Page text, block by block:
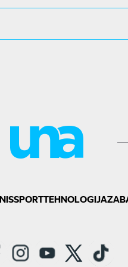
SPORTTEHNOLOGIJA